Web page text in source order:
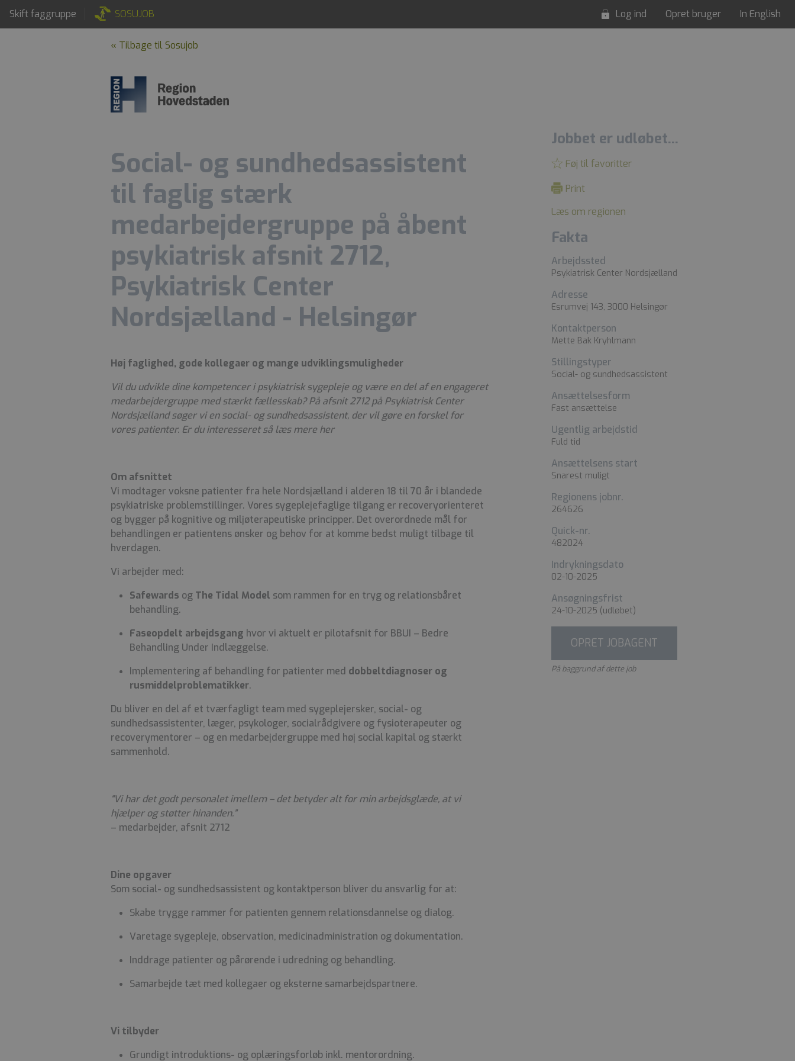
Skift faggruppe SOSUJOB Log ind Opret bruger In English
« Tilbage til Sosujob
Social- og sundhedsassistent
til faglig stærk
medarbejdergruppe på åbent
psykiatrisk afsnit 2712,
Psykiatrisk Center
Nordsjælland - Helsingør
Høj faglighed, gode kollegaer og mange udviklingsmuligheder
Vil du udvikle dine kompetencer i psykiatrisk sygepleje og være en del af en engageret
medarbejdergruppe med stærkt fællesskab? På afsnit 2712 på Psykiatrisk Center
Nordsjælland søger vi en social- og sundhedsassistent, der vil gøre en forskel for
vores patienter. Er du interesseret så læs mere her
Om afsnittet
Vi modtager voksne patienter fra hele Nordsjælland i alderen 18 til 70 år i blandede
psykiatriske problemstillinger. Vores sygeplejefaglige tilgang er recoveryorienteret
og bygger på kognitive og miljøterapeutiske principper. Det overordnede mål for
behandlingen er patientens ønsker og behov for at komme bedst muligt tilbage til
hverdagen.
Vi arbejder med:
Safewards og The Tidal Model som rammen for en tryg og relationsbåret
behandling.
Faseopdelt arbejdsgang hvor vi aktuelt er pilotafsnit for BBUI – Bedre
Behandling Under Indlæggelse.
Implementering af behandling for patienter med dobbeltdiagnoser og
rusmiddelproblematikker.
Du bliver en del af et tværfagligt team med sygeplejersker, social- og
sundhedsassistenter, læger, psykologer, socialrådgivere og fysioterapeuter og
recoverymentorer – og en medarbejdergruppe med høj social kapital og stærkt
sammenhold.
“Vi har det godt personalet imellem – det betyder alt for min arbejdsglæde, at vi
hjælper og støtter hinanden.”
– medarbejder, afsnit 2712
Dine opgaver
Som social- og sundhedsassistent og kontaktperson bliver du ansvarlig for at:
Skabe trygge rammer for patienten gennem relationsdannelse og dialog.
Varetage sygepleje, observation, medicinadministration og dokumentation.
Inddrage patienter og pårørende i udredning og behandling.
Samarbejde tæt med kollegaer og eksterne samarbejdspartnere.
Vi tilbyder
Grundigt introduktions- og oplæringsforløb inkl. mentorordning.
Jobbet er udløbet...
Føj til favoritter
Print
Læs om regionen
Fakta
Arbejdssted
Psykiatrisk Center Nordsjælland
Adresse
Esrumvej 143, 3000 Helsingør
Kontaktperson
Mette Bak Kryhlmann
Stillingstyper
Social- og sundhedsassistent
Ansættelsesform
Fast ansættelse
Ugentlig arbejdstid
Fuld tid
Ansættelsens start
Snarest muligt
Regionens jobnr.
264626
Quick-nr.
482024
Indrykningsdato
02-10-2025
Ansøgningsfrist
24-10-2025 (udløbet)
OPRET JOBAGENT
På baggrund af dette job